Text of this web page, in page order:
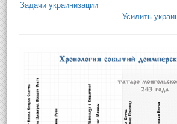
Задачи украинизации
Усилить